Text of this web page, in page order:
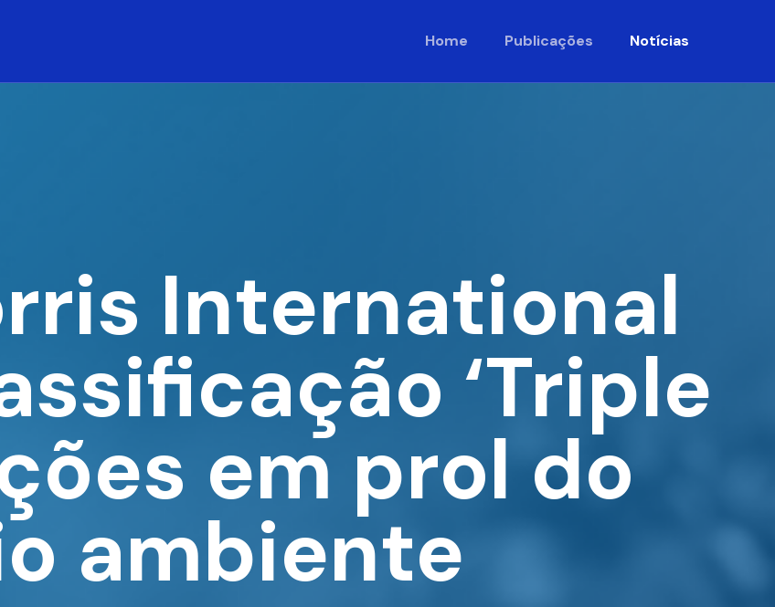
Home Publicações Notícias
International
‘Triple
em prol do
ambiente